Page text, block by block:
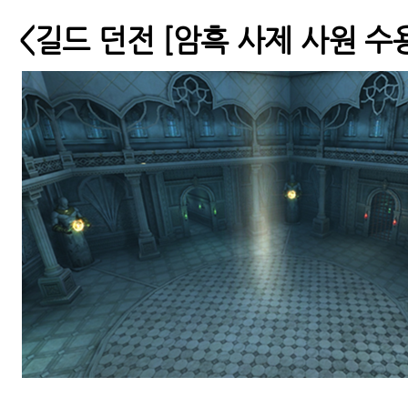
<길드 던전 [암흑 사제 사원 수